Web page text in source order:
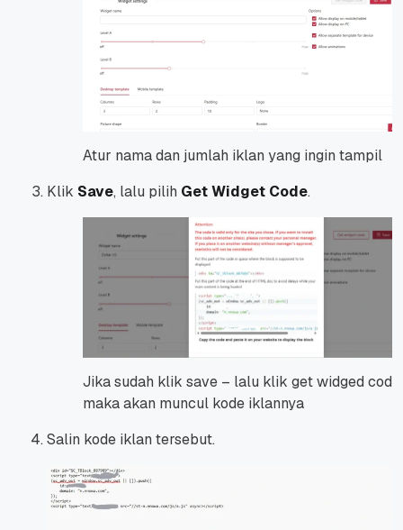
Atur nama dan jumlah iklan yang ingin tampil
Klik Save, lalu pilih Get Widget Code.
Jika sudah klik save – lalu klik get widged code
maka akan muncul kode iklannya
Salin kode iklan tersebut.